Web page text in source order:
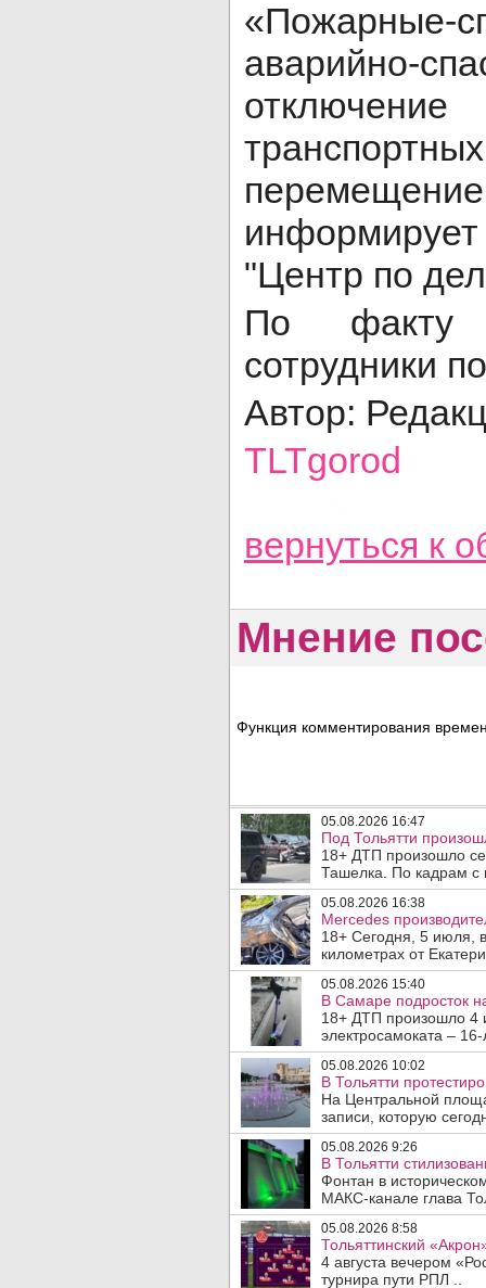
аварийно-
отключение
"Центр по
По факту
сотрудники
Автор:
TLTgorod
вернуться к
Мнение
Функция комментирования
05.08.2026 16:47
Под Тольятти
18+ ДТП произошло
Ташелка. По кадрам с
05.08.2026 16:38
Mercedes
18+ Сегодня, 5 июля,
километрах от
05.08.2026 15:40
В Самаре подросток
18+ ДТП произошло
электросамоката –
05.08.2026 10:02
В Тольятти
На Центральной
записи, которую
05.08.2026 9:26
В Тольятти
Фонтан в
МАКС-канале глава
05.08.2026 8:58
Тольяттинский
4 августа вечером
турнира пути РПЛ ..